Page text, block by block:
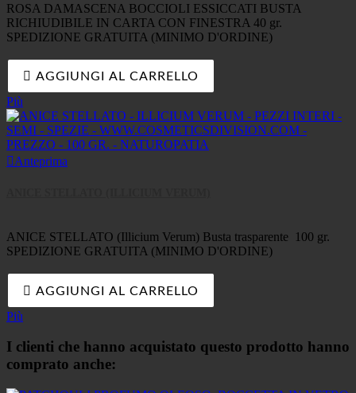
ROSA DAMASCENA BOCCIOLI ESSICCATI BUSTA
RICHIUDIBILE IN CARTA CON FINESTRA 40 gr.
SPEDIZIONE GRATUITA (MINIMO D'ORDINE)
 AGGIUNGI AL CARRELLO
Più
Anteprima
ANICE STELLATO (Illicium Verum) Busta trasparente 100 gr.
SPEDIZIONE GRATUITA (MINIMO D'ORDINE)
AGGIUNGI AL CARRELLO
Più
I clienti che hanno acquistato questo prodotto hanno
comprato anche: